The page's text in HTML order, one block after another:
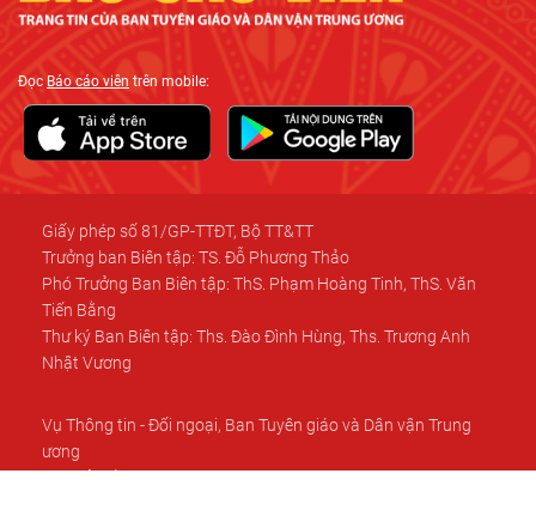
ĐọcBáo cáo viên trên mobile:
Giấy phép số 81/GP-TTĐT, Bộ TT&TT
Trưởng ban Biên tập: TS. Đỗ Phương Thảo
Phó Trưởng Ban Biên tập: ThS. Phạm Hoàng Tinh, ThS. Văn
Tiến Bằng
Thư ký Ban Biên tập: Ths. Đào Đình Hùng, Ths. Trương Anh
Nhật Vương
Vụ Thông tin - Đối ngoại, Ban Tuyên giáo và Dân vận Trung
ương